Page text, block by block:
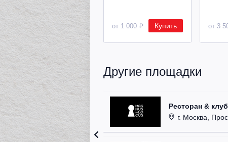
от 1 000 ₽ Купить от 3
Другие площадки
Ресторан &
г. Москва,